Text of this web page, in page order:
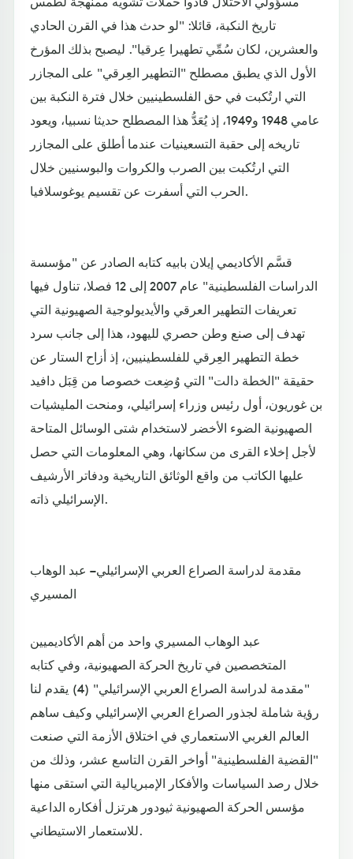
تاريخ النكبة، قائلا: "لو حدث هذا في القرن الحادي
والعشرين، لكان سُمِّي تطهيرا عِرقيا". ليصبح بذلك المؤرخ
الأول الذي يطبق مصطلح "التطهير العِرقي" على المجازر
التي ارتُكبت في حق الفلسطينيين خلال فترة النكبة بين
عامي 1948 و1949، إذ يُعَدُّ هذا المصطلح حديثا نسبيا، ويعود
تاريخه إلى حقبة التسعينيات عندما أطلق على المجازر
التي ارتُكبت بين الصرب والكروات والبوسنيين خلال
الحرب التي أسفرت عن تقسيم يوغوسلافيا.
قسَّم الأكاديمي إيلان بابيه كتابه الصادر عن "مؤسسة
الدراسات الفلسطينية" عام 2007 إلى 12 فصلا، تناول فيها
تعريفات التطهير العرقي والأيديولوجية الصهيونية التي
تهدف إلى صنع وطن حصري لليهود، هذا إلى جانب سرد
خطة التطهير العِرقي للفلسطينيين، إذ أزاح الستار عن
حقيقة "الخطة دالت" التي وُضِعت خصوصا من قِبَل دافيد
بن غوريون، أول رئيس وزراء إسرائيلي، ومنحت المليشيات
الصهيونية الضوء الأخضر لاستخدام شتى الوسائل المتاحة
لأجل إخلاء القرى من سكانها، وهي المعلومات التي حصل
عليها الكاتب من واقع الوثائق التاريخية ودفاتر الأرشيف
الإسرائيلي ذاته.
مقدمة لدراسة الصراع العربي الإسرائيلي – عبد الوهاب
المسيري
عبد الوهاب المسيري واحد من أهم الأكاديميين
المتخصصين في تاريخ الحركة الصهيونية، وفي كتابه
"مقدمة لدراسة الصراع العربي الإسرائيلي" (4) يقدم لنا
رؤية شاملة لجذور الصراع العربي الإسرائيلي وكيف ساهم
العالم الغربي الاستعماري في اختلاق الأزمة التي صنعت
"القضية الفلسطينية" أواخر القرن التاسع عشر، وذلك من
خلال رصد السياسات والأفكار الإمبريالية التي استقى منها
مؤسس الحركة الصهيونية ثيودور هرتزل أفكاره الداعية
للاستعمار الاستيطاني.